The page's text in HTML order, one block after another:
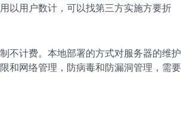
以用户数计，可以找第三方实施方要折
不计费。本地部署的方式对服务器的维护
和网络管理，防病毒和防漏洞管理，需要